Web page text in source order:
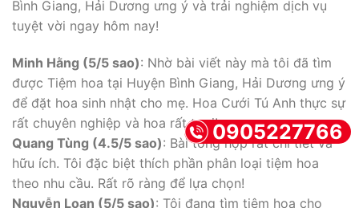
Bình Giang, Hải Dương ưng ý và trải nghiệm dịch vụ
tuyệt vời ngay hôm nay!
Minh Hằng (5/5 sao): Nhờ bài viết này mà tôi đã tìm
được Tiệm hoa tại Huyện Bình Giang, Hải Dương ưng ý
để đặt hoa sinh nhật cho mẹ. Hoa Cưới Tú Anh thực sự
rất chuyên nghiệp và hoa rất tươi!
Quang Tùng (4.5/5 sao): Bài tổng hợp rất chi tiết và
hữu ích. Tôi đặc biệt thích phần phân loại tiệm hoa
theo nhu cầu. Rất rõ ràng để lựa chọn!
Nguyễn Loan (5/5 sao): Tôi đang tìm tiệm hoa cho
0905227766